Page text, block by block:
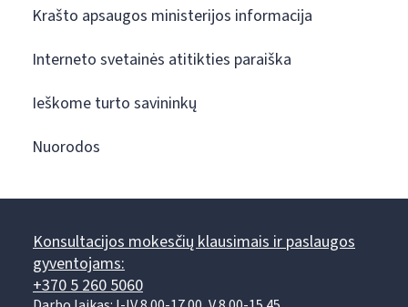
Krašto apsaugos ministerijos informacija
Interneto svetainės atitikties paraiška
Ieškome turto savininkų
Nuorodos
Konsultacijos mokesčių klausimais ir paslaugos
gyventojams:
+370 5 260 5060